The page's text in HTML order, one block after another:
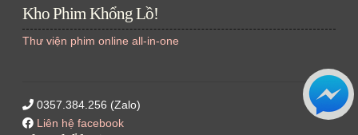
Kho Phim Khổng Lồ!
Thư viện phim online all-in-one
0357.384.256 (Zalo)
Liên hệ facebook